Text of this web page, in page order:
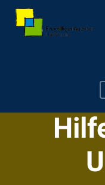
Skip